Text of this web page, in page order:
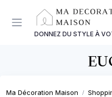
DONNEZ DU STYLE À
Ma Décoration Maison
Panneau de gestion des